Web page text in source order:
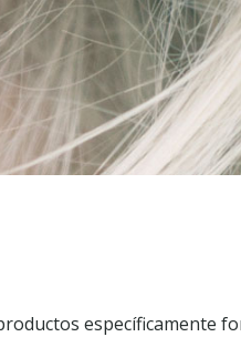
específicamente